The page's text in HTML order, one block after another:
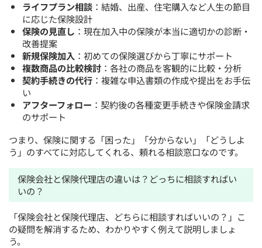
ライフプラン相談 ：結婚、出産、住宅購入など人生の節目
に応じた保険設計
保険の見直し ：現在加入中の保険が本当に適切かの診断・
改善提案
新規保険加入 ：初めての保険選びから丁寧にサポート
複数商品の比較検討 ：各社の商品を客観的に比較・分析
契約手続きの代行 ：複雑な申込書類の作成や提出をお手伝
い
アフターフォロー ：契約後の各種変更手続きや保険金請求
のサポート
つまり、保険に関する「困った」「分からない」「どうしよ
う」のすべてに対応してくれる、頼れる相談窓口なのです。
保険会社と保険代理店の違いは？どっちに相談すればい
いの？
「保険会社と保険代理店、どちらに相談すればいいの？」こ
の疑問を解消するため、わかりやすく例えて説明しましょ
う。